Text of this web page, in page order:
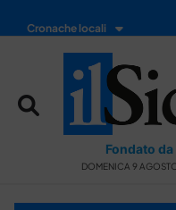
Cronache locali
Fondato
DOMENICA 9